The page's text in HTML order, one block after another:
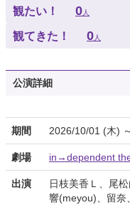
観たい！ 0人
観てきた！ 0人
公演詳細
期間 2026/10/01 (木)
劇場 in→dependent
出演
日枝美香Ｌ、尾
響(meyou)、留奈